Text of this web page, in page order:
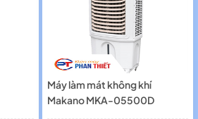
Máy làm mát không khí
Makano MKA-05500D